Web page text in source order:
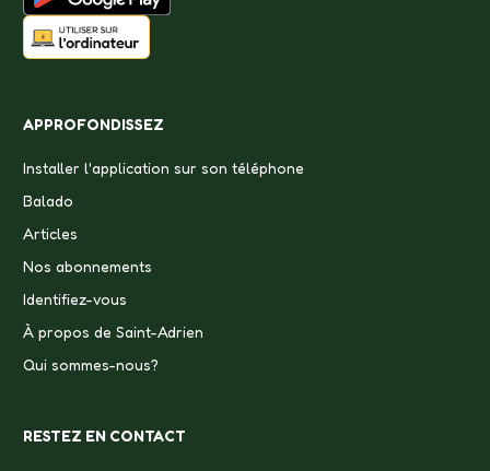
APPROFONDISSEZ
Installer l'application sur son téléphone
Balado
Articles
Nos abonnements
Identifiez-vous
À propos de Saint-Adrien
Qui sommes-nous?
RESTEZ EN CONTACT